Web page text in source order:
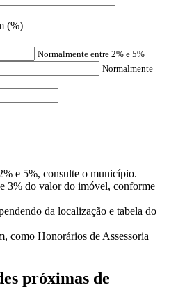
(%)
Normalmente entre 2% e 5%
Normalmente
e 5%, consulte o município.
3% do valor do imóvel, conforme
da localização e tabela do
como Honorários de Assessoria
próximas de